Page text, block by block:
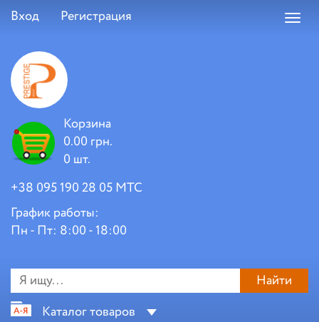
Вход Регистрация
Корзина
0.00 грн.
0 шт.
+38 095 190 28 05 МТС
График работы:
Пн - Пт: 8:00 - 18:00
Найти
Каталог товаров